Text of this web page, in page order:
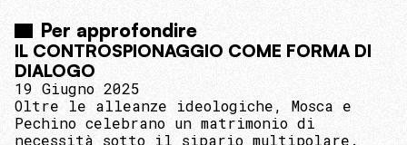
Per approfondire
IL CONTROSPIONAGGIO COME FORMA DI
DIALOGO
19 Giugno 2025
Oltre le alleanze ideologiche, Mosca e
Pechino celebrano un matrimonio di
necessità sotto il sipario multipolare.